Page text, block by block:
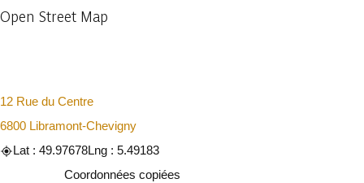
Open Street Map
12 Rue du Centre
6800 Libramont-Chevigny
Lat : 49.97678Lng : 5.49183
Coordonnées copiées